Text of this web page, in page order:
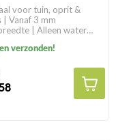
voor tuin, oprit &
| Vanaf 3 mm
| Alleen water
verzonden!